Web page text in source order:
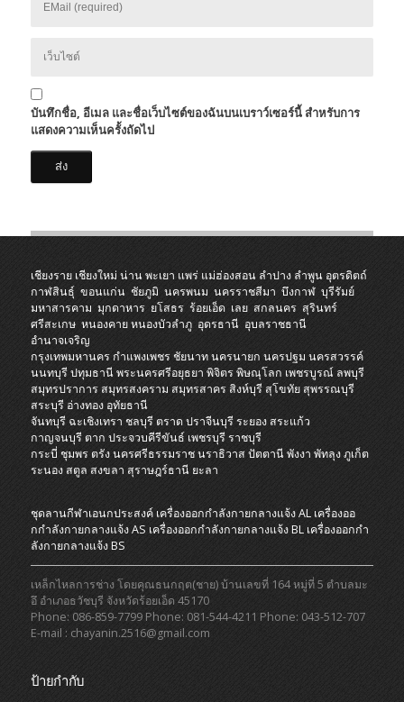
บันทึกชื่อ, อีเมล และชื่อเว็บไซต์ของฉันบนเบราว์เซอร์นี้ สำหรับการ
แสดงความเห็นครั้งถัดไป
เชียงราย เชียงใหม่ น่านพะเยา แพร่ แม่ฮ่องสอน ลำปาง ลำพูน อุตรดิตถ์
กาฬสินธุ์ ขอนแก่น ชัยภูมิ นครพนม นครราชสีมา บึงกาฬ บุรีรัมย์
มหาสารคาม มุกดาหาร ยโสธร ร้อยเอ็ด เลย สกลนคร สุรินทร์
ศรีสะเกษ หนองคายหนองบัวลำภู อุดรธานี อุบลราชธานี
อำนาจเจริญ
กรุงเทพมหานคร กำแพงเพชร ชัยนาทนครนายก นครปฐม นครสวรรค์
นนทบุรีปทุมธานีพระนครศรีอยุธยา พิจิตรพิษณุโลก เพชรบูรณ์ ลพบุรี
สมุทรปราการสมุทรสงคราม สมุทรสาครสิงห์บุรี สุโขทัยสุพรรณบุรี
สระบุรี อ่างทอง อุทัยธานี
จันทบุรี ฉะเชิงเทรา ชลบุรี ตราดปราจีนบุรีระยองสระแก้ว
กาญจนบุรีตาก ประจวบคีรีขันธ์ เพชรบุรีราชบุรี
กระบี่ ชุมพร ตรังนครศรีธรรมราชนราธิวาสปัตตานีพังงา พัทลุงภูเก็ต
ระนอง สตูล สงขลา สุราษฎร์ธานี ยะลา
ชุดลานกีฬาเอนกประสงค์ เครื่องออกกําลังกายกลางแจ้ง AL เครื่องออ
กกําลังกายกลางแจ้ง AS เครื่องออกกําลังกายกลางแจ้ง BL เครื่องออกกํา
ลังกายกลางแจ้ง BS
เหล็กไหลการช่าง โดยคุณธนกฤต(ชาย) บ้านเลขที่ 164 หมู่ที่ 5 ตำบลมะ
อึ อำเภอธวัชบุรี จังหวัดร้อยเอ็ด 45170
Phone: 086-859-7799 Phone: 081-544-4211 Phone: 043-512-707
E-mail : chayanin.2516@gmail.com
ป้ายกำกับ